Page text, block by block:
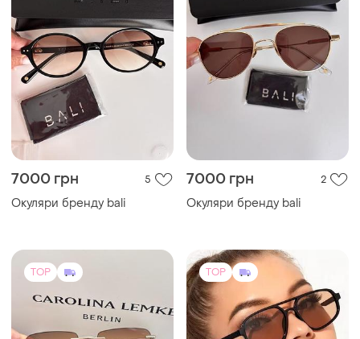
7000 грн 5
Окуляри бренду bali
7000 грн 2
Окуляри бренду bali
TOP TOP